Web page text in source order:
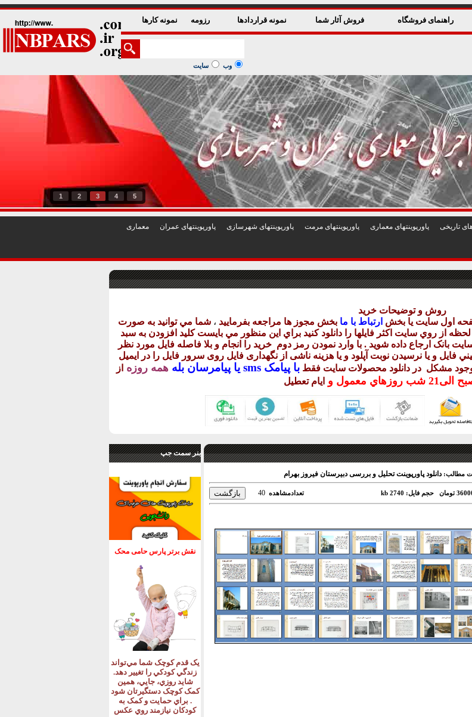
راهنمای فروشگاه فروش آثار شما نمونه قراردادها رزومه نمونه کارها
وب سایت
1 2 3 4 5
تاريخی پاورپوينتهای معماری پاورپوينتهای مرمت پاورپوينتهای شهرسازی پاورپوينتهای عمران معماری
روش و توضيحات خريد
اول سايت يا بخش ارتباط با ما بخش مجوز ها مراجعه بفرماييد ، شما مي توانيد به صورت
از روي سايت اکثر فايلها را دانلود کنيد براي اين منظور مي بايست کليد افزودن به سبد
بانک ارجاع داده شويد . با وارد نمودن رمز دوم خريد را انجام و بلا فاصله فايل مورد نظر
فايل و يا نرسيدن نوبت آپلود و يا هزينه ناشی از نگهداری فايل روی سرور فايل را در ايميل
مشکل در دانلود محصولات سايت فقط با پيامک sms يا پيامرسان بله همه روزه از
الی21 شب روزهاي معمول و ايام تعطيل
بنر سمت جپ
نقش برتر پارس حامی محک
يک قدم کوچک شما مي‌تواند
زندگي کودکي را تغيير دهد.
شايد روزي، جايي، همين
کمک کوچک دستگيرتان شود
. براي حمايت و کمک به
کودکان نيازمند روي عکس
مطالب: دانلود پاورپوینت تحلیل و بررسی دبیرستان فیروز بهرام
حجم فایل: 2740 kb تعدادمشاهده 40